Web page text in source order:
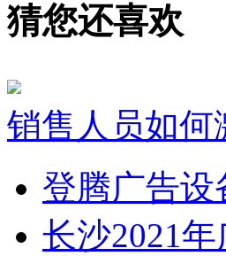
猜您还喜欢
销售人员如何
登腾广告设
长沙2021